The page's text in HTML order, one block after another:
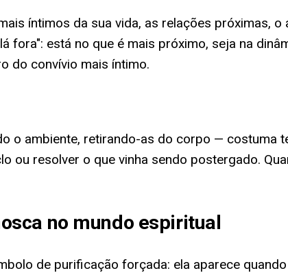
íntimos da sua vida, as relações próximas,
fora": está no que é mais próximo, seja na
do convívio mais íntimo.
o ambiente, retirando-as do corpo — costuma
ou resolver o que vinha sendo postergado.
no mundo espiritual
de purificação forçada: ela aparece